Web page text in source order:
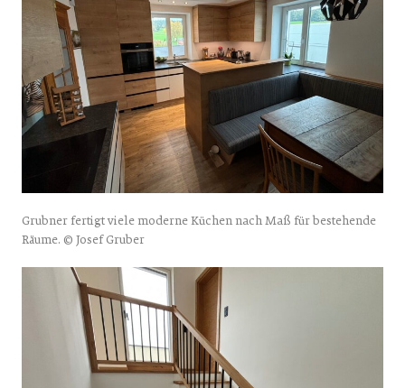
Grubner fertigt viele moderne Küchen nach Maß für bestehende
Räume. © Josef Gruber